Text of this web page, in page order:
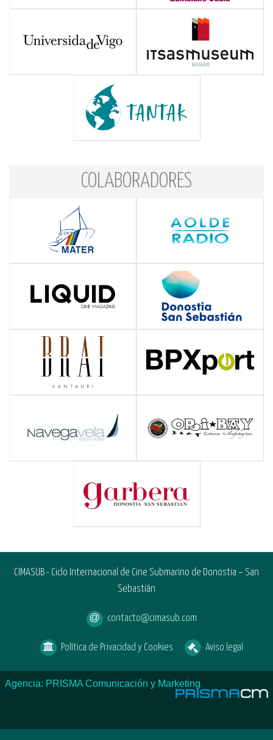
COLABORADORES
CIMASUB - Ciclo Internacional de Cine Submarino de Donostia – San
Sebastián
contacto@cimasub.com
Política de Privacidad y Cookies Aviso legal
Agencia: PRISMA Comunicación y Marketing